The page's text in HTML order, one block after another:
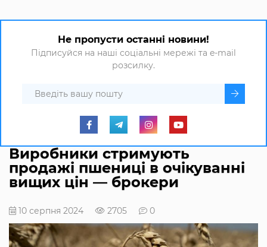
Не пропусти останні новини!
Підписуйся на наші соціальні мережі та e-mail
розсилку.
Виробники стримують
продажі пшениці в очікуванні
вищих цін — брокери
10 серпня 2024 2705 0